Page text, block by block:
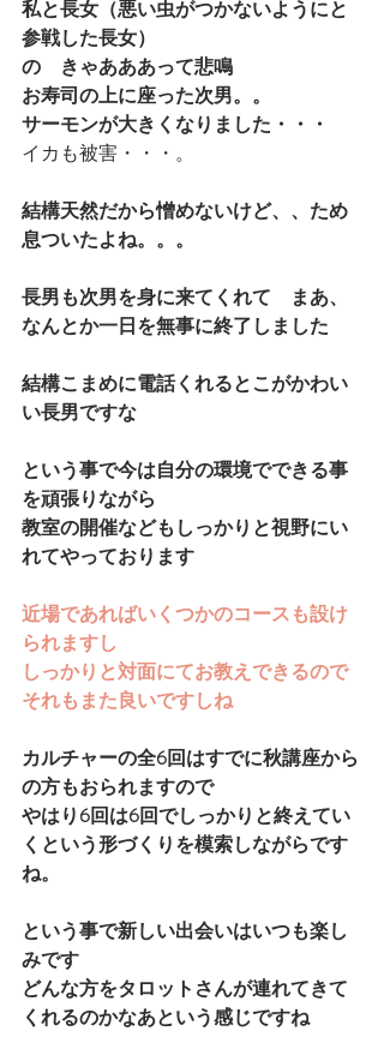
私と長女（悪い虫がつかないようにと
参戦した長女）
の　きゃあああって悲鳴
お寿司の上に座った次男。。
サーモンが大きくなりました・・・
イカも被害・・・。
結構天然だから憎めないけど、、ため
息ついたよね。。。
長男も次男を身に来てくれて　まあ、
なんとか一日を無事に終了しました
結構こまめに電話くれるとこがかわい
い長男ですな
という事で今は自分の環境でできる事
を頑張りながら
教室の開催などもしっかりと視野にい
れてやっております
近場であればいくつかのコースも設け
られますし
しっかりと対面にてお教えできるので
それもまた良いですしね
カルチャーの全6回はすでに秋講座から
の方もおられますので
やはり6回は6回でしっかりと終えてい
くという形づくりを模索しながらです
ね。
という事で新しい出会いはいつも楽し
みです
どんな方をタロットさんが連れてきて
くれるのかなあという感じですね